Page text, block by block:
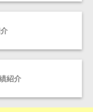
紹介